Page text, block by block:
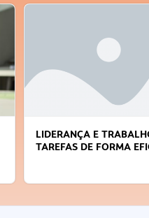
LIDERANÇA E
TAREFAS DE FORMA